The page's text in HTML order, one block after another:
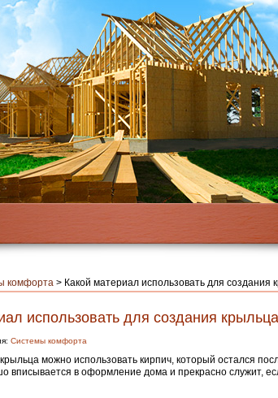
комфорта > Какой материал использовать для создания
использовать для создания
Системы комфорта
можно использовать кирпич, который остался
вписывается в оформление дома и прекрасно служит,